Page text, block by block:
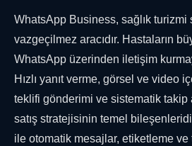
WhatsApp Business, sağlık turizmi
vazgeçilmez aracıdır. Hastaların
WhatsApp üzerinden iletişim
Hızlı yanıt verme, görsel ve video
teklifi gönderimi ve sistematik takip
satış stratejisinin temel
ile otomatik mesajlar, etiketleme